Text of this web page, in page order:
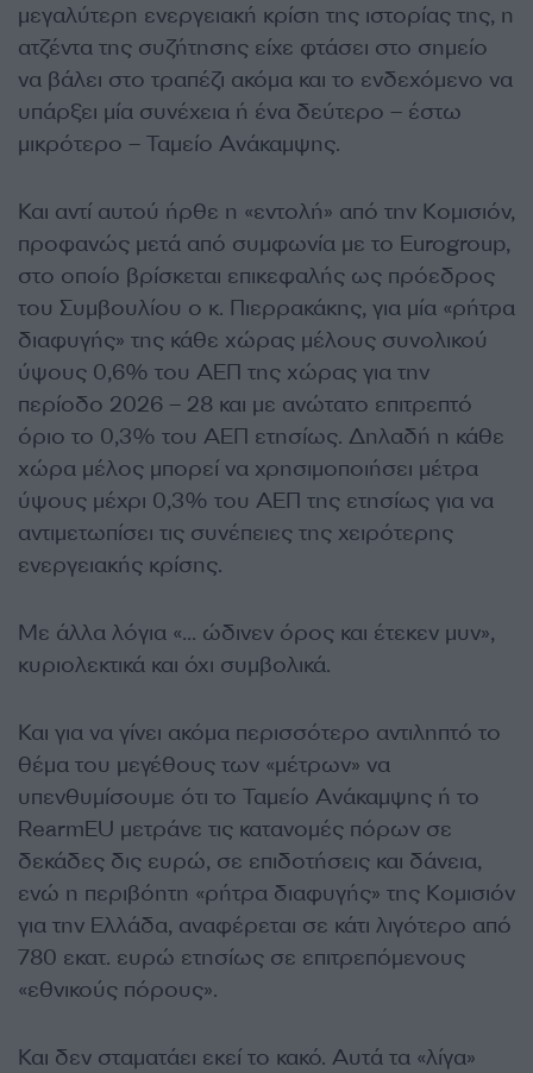
μεγαλύτερη ενεργειακή κρίση της ιστορίας της, η
ατζέντα της συζήτησης είχε φτάσει στο σημείο
να βάλει στο τραπέζι ακόμα και το ενδεχόμενο να
υπάρξει μία συνέχεια ή ένα δεύτερο – έστω
μικρότερο – Ταμείο Ανάκαμψης.
Και αντί αυτού ήρθε η «εντολή» από την Κομισιόν,
προφανώς μετά από συμφωνία με το Eurogroup,
στο οποίο βρίσκεται επικεφαλής ως πρόεδρος
του Συμβουλίου ο κ. Πιερρακάκης, για μία «ρήτρα
διαφυγής» της κάθε χώρας μέλους συνολικού
ύψους 0,6% του ΑΕΠ της χώρας για την
περίοδο 2026 – 28 και με ανώτατο επιτρεπτό
όριο το 0,3% του ΑΕΠ ετησίως. Δηλαδή η κάθε
χώρα μέλος μπορεί να χρησιμοποιήσει μέτρα
ύψους μέχρι 0,3% του ΑΕΠ της ετησίως για να
αντιμετωπίσει τις συνέπειες της χειρότερης
ενεργειακής κρίσης.
Με άλλα λόγια «… ώδινεν όρος και έτεκεν μυν»,
κυριολεκτικά και όχι συμβολικά.
Και για να γίνει ακόμα περισσότερο αντιληπτό το
θέμα του μεγέθους των «μέτρων» να
υπενθυμίσουμε ότι το Ταμείο Ανάκαμψης ή το
RearmEU μετράνε τις κατανομές πόρων σε
δεκάδες δις ευρώ, σε επιδοτήσεις και δάνεια,
ενώ η περιβόητη «ρήτρα διαφυγής» της Κομισιόν
για την Ελλάδα, αναφέρεται σε κάτι λιγότερο από
780 εκατ. ευρώ ετησίως σε επιτρεπόμενους
«εθνικούς πόρους».
Και δεν σταματάει εκεί το κακό. Αυτά τα «λίγα»